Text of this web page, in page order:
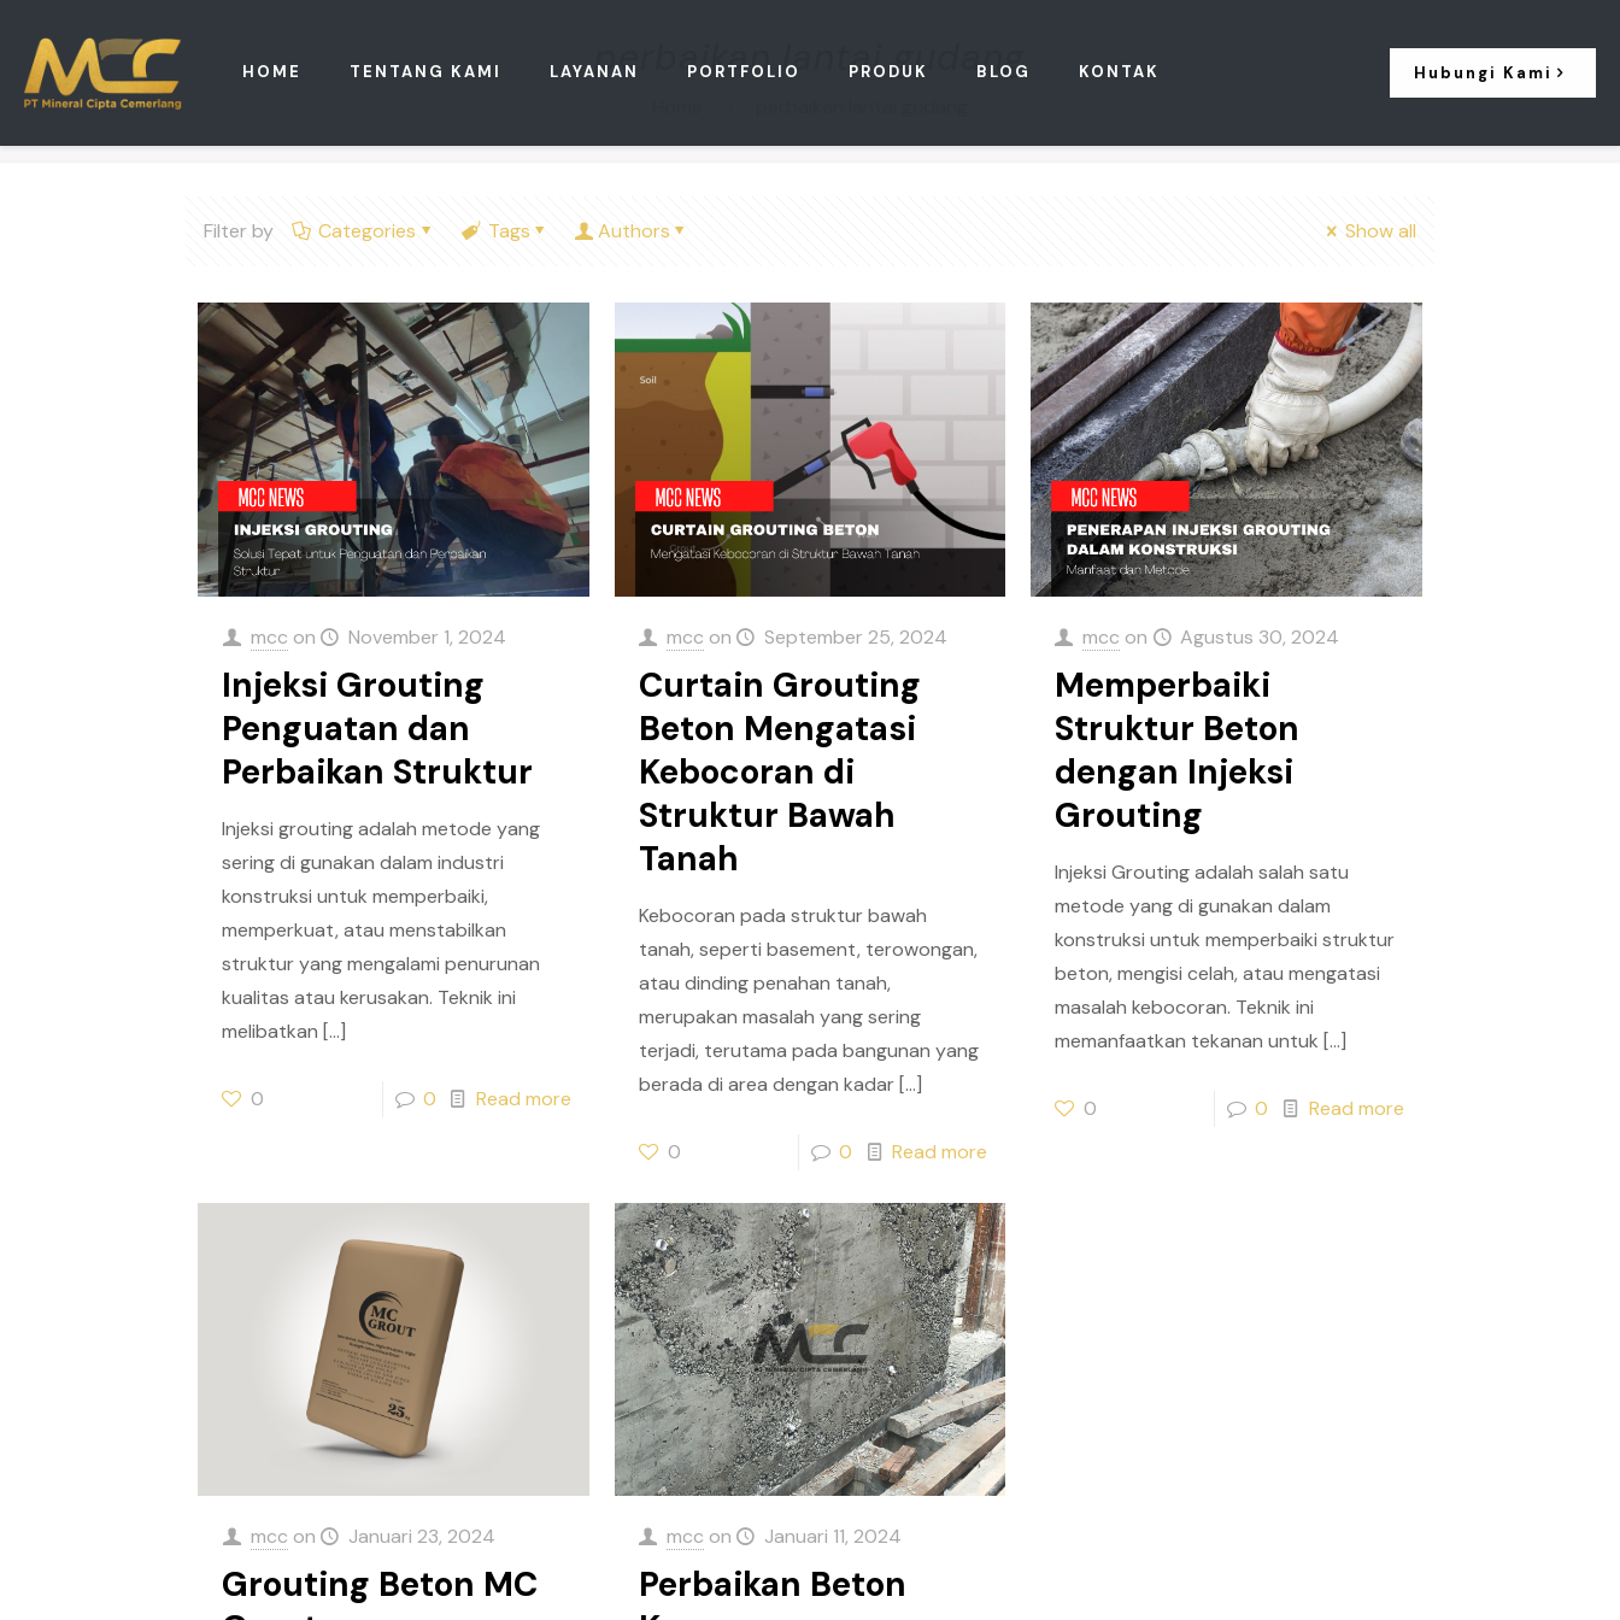
HOME TENTANG KAMI LAYANAN PORTFOLIO PRODUK BLOG KONTAK Hubungi Kami
perbaikan lantai gudang
Filter by Categories Tags Authors Show all
mcc on November 1, 2024
Injeksi Grouting
Penguatan dan
Perbaikan Struktur
Injeksi grouting adalah metode yang
sering di gunakan dalam industri
konstruksi untuk memperbaiki,
memperkuat, atau menstabilkan
struktur yang mengalami penurunan
kualitas atau kerusakan. Teknik ini
melibatkan […]
0 0 Read more
mcc on September 25, 2024
Curtain Grouting
Beton Mengatasi
Kebocoran di
Struktur Bawah
Tanah
Kebocoran pada struktur bawah
tanah, seperti basement, terowongan,
atau dinding penahan tanah,
merupakan masalah yang sering
terjadi, terutama pada bangunan yang
berada di area dengan kadar[…]
0 0 Read more
mcc on Agustus 30, 2024
Memperbaiki
Struktur Beton
dengan Injeksi
Grouting
Injeksi Grouting adalah salah satu
metode yang di gunakan dalam
konstruksi untuk memperbaiki struktur
beton, mengisi celah, atau mengatasi
masalah kebocoran. Teknik ini
memanfaatkan tekanan untuk […]
0 0 Read more
mcc on Januari 23, 2024
Grouting Beton MC
mcc on Januari 11, 2024
Perbaikan Beton